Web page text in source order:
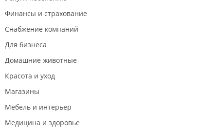
Финансы и страхование
Снабжение компаний
Для бизнеса
Домашние животные
Красота и уход
Магазины
Мебель и интерьер
Медицина и здоровье